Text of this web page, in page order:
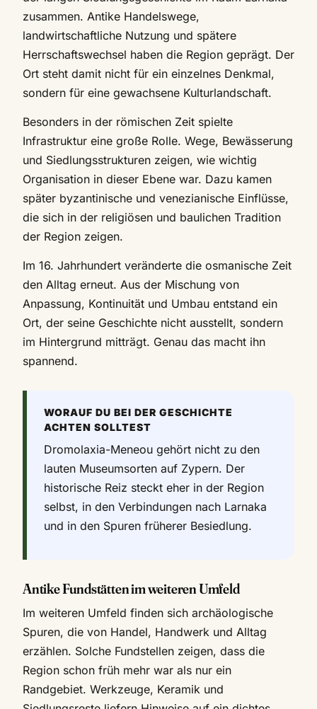
zusammen. Antike Handelswege,
landwirtschaftliche Nutzung und spätere
Herrschaftswechsel haben die Region geprägt. Der
Ort steht damit nicht für ein einzelnes Denkmal,
sondern für eine gewachsene Kulturlandschaft.
Besonders in der römischen Zeit spielte
Infrastruktur eine große Rolle. Wege, Bewässerung
und Siedlungsstrukturen zeigen, wie wichtig
Organisation in dieser Ebene war. Dazu kamen
später byzantinische und venezianische Einflüsse,
die sich in der religiösen und baulichen Tradition
der Region zeigen.
Im 16. Jahrhundert veränderte die osmanische Zeit
den Alltag erneut. Aus der Mischung von
Anpassung, Kontinuität und Umbau entstand ein
Ort, der seine Geschichte nicht ausstellt, sondern
im Hintergrund mitträgt. Genau das macht ihn
spannend.
WORAUF DU BEI DER GESCHICHTE
ACHTEN SOLLTEST
Dromolaxia-Meneou gehört nicht zu den
lauten Museumsorten auf Zypern. Der
historische Reiz steckt eher in der Region
selbst, in den Verbindungen nach Larnaka
und in den Spuren früherer Besiedlung.
Antike Fundstätten im weiteren Umfeld
Im weiteren Umfeld finden sich archäologische
Spuren, die von Handel, Handwerk und Alltag
erzählen. Solche Fundstellen zeigen, dass die
Region schon früh mehr war als nur ein
Randgebiet. Werkzeuge, Keramik und